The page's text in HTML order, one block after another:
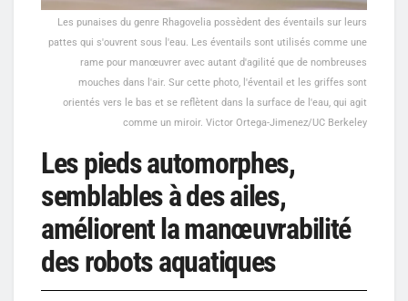
Les punaises du genre Rhagovelia possèdent des éventails sur leurs
pattes qui s'ouvrent sous l'eau. Les éventails sont utilisés comme une
rame pour manœuvrer avec autant d'agilité que de nombreuses
mouches dans l'air. Sur cette photo, l'éventail et les griffes sont
orientés vers le bas et se reflètent dans la surface de l'eau, qui agit
comme un miroir. Victor Ortega-Jimenez/UC Berkeley
Les pieds automorphes,
semblables à des ailes,
améliorent la manœuvrabilité
des robots aquatiques